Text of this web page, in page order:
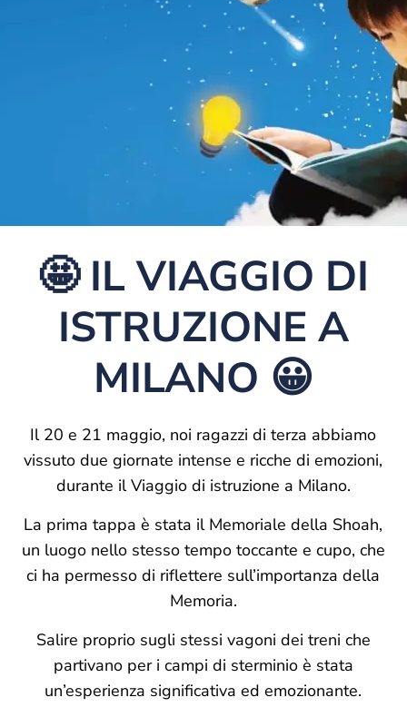
🤩 IL VIAGGIO DI
ISTRUZIONE A
MILANO 😀
Il 20 e 21 maggio, noi ragazzi di terza abbiamo
vissuto due giornate intense e ricche di emozioni,
durante il Viaggio di istruzione a Milano.
La prima tappa è stata il Memoriale della Shoah,
un luogo nello stesso tempo toccante e cupo, che
ci ha permesso di riflettere sull’importanza della
Memoria.
Salire proprio sugli stessi vagoni dei treni che
partivano per i campi di sterminio è stata
un’esperienza significativa ed emozionante.